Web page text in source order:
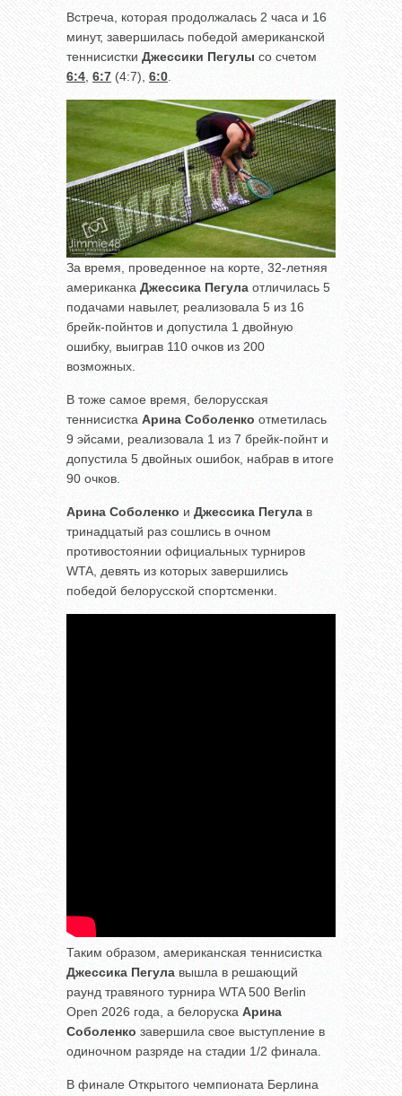
Встреча, которая продолжалась 2 часа и 16
минут, завершилась победой американской
теннисистки Джессики Пегулы со счетом
6:4 6:7 (4:7), 6:0
За время, проведенное на корте, 32-летняя
американка Джессика Пегула отличилась 5
подачами навылет, реализовала 5 из 16
брейк-пойнтов и допустила 1 двойную
ошибку, выиграв 110 очков из 200
возможных.
В тоже самое время, белорусская
теннисистка Арина Соболенко отметилась
9 эйсами, реализовала 1 из 7 брейк-пойнт и
допустила 5 двойных ошибок, набрав в итоге
90 очков.
Арина Соболенко и Джессика Пегула в
тринадцатый раз сошлись в очном
противостоянии официальных турниров
WTA, девять из которых завершились
победой белорусской спортсменки.
Таким образом, американская теннисистка
Джессика Пегула вышла в решающий
раунд травяного турнира WTA 500 Berlin
Open 2026 года, а белоруска Арина
Соболенко завершила свое выступление в
одиночном разряде на стадии 1/2 финала.
В финале Открытого чемпионата Берлина